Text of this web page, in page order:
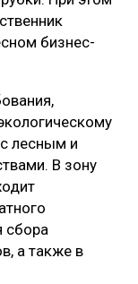
бизнес-
лесным и
В зону
сбора
а также в